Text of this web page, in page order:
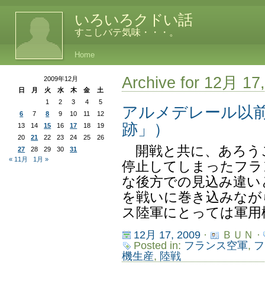
いろいろクドい話
すこしバテ気味・・・。
Home
Archive for 12月
アルメデレール
跡」）
開戦と共に、あろう
停止してしまったフ
な後方での見込み違
を戦いに巻き込みな
ス陸軍にとっては軍
12月 17, 2009·
ＢＵＮ ·
Posted in: フランス空軍,
機生産, 陸戦
2009年12月
日
月 火 水 木 金
土
1
2 3 4
5
6
7 8 9 10 11
12
13
14 15 16 17 18
19
20
21 22 23 24 25
26
27
28 29 30
31
« 11月
1月 »